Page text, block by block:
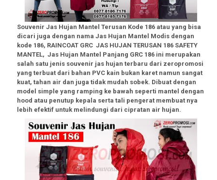
Souvenir Jas Hujan Mantel Terusan Kode 186 atau yang bisa
dicari juga dengan nama Jas Hujan Mantel Modis dengan
kode 186, RAINCOAT GRC JAS HUJAN TERUSAN 186 SAFETY
MANTEL, Jas Hujan Mantel Panjang GRC 186 ini merupakan
salah satu jenis souvenir jas hujan terbaru dari zeropromosi
yang terbuat dari bahan PVC kain bukan karet namun sangat
kuat, tahan air dan juga tidak mudah sobek. Dibuat dengan
model simple yang ramping ke bawah seperti mantel dengan
hood atau penutup kepala serta tali pengerat membuat nya
lebih efektif untuk melindungi dari cipratan air hujan.